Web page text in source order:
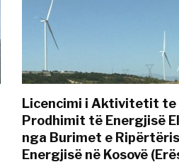
Licencimi i Aktivitetit te
Prodhimit të Energjisë
nga Burimet e
Energjisë në Kosovë